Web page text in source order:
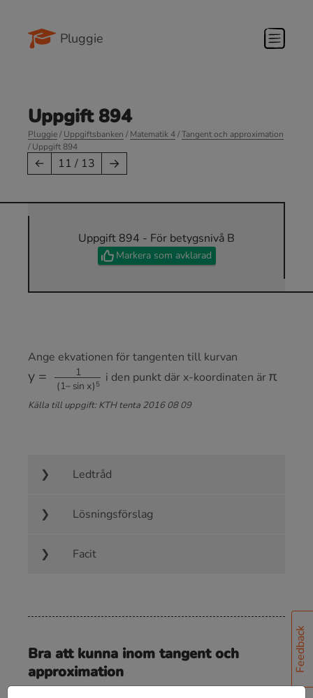
Pluggie
Feedback
Uppgift 894
Pluggie/Uppgiftsbanken /Matematik 4/Tangent och approximation
/ Uppgift 894
← 11 / 13 →
Uppgift 894 - För betygsnivå B
Markera som avklarad
Ange ekvationen för tangenten till kurvan
1 sin
i den punkt där x-koordinaten är
Källa till uppgift: KTH tenta 2016 08 09
Ledtråd
Lösningsförslag
Facit
Bra att kunna inom tangent och
approximation
y=f(x)